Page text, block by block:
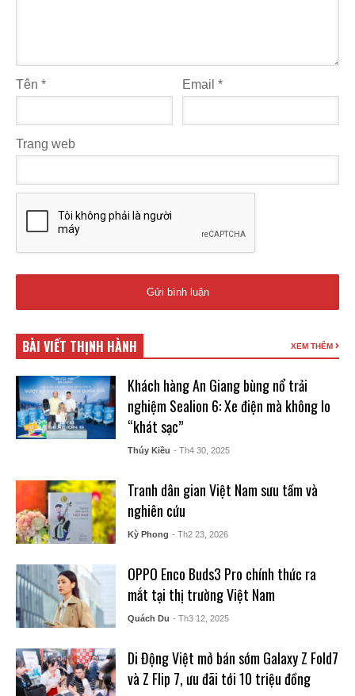
Tên * Email*
Trang web
BÀI VIẾT THỊNH HÀNH XEM THÊM
Khách hàng An Giang bùng nổ trải
nghiệm Sealion 6: Xe điện mà không lo
“khát sạc”
Thúy Kiều - Th4 30, 2025
Tranh dân gian Việt Nam sưu tầm và
nghiên cứu
Kỳ Phong - Th2 23, 2026
OPPO Enco Buds3 Pro chính thức ra
mắt tại thị trường Việt Nam
Quách Du - Th3 12, 2025
Di Động Việt mở bán sớm Galaxy Z Fold7
và Z Flip 7, ưu đãi tới 10 triệu đồng